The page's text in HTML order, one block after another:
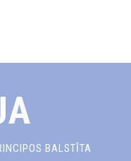
BALSTĪTA